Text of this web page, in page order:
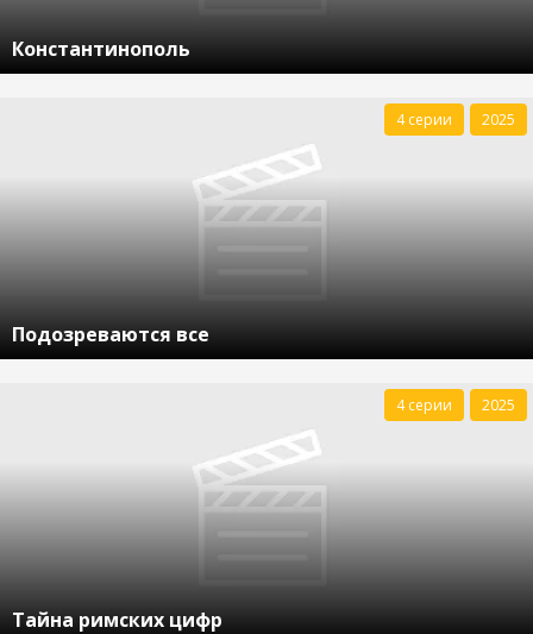
Константинополь
Подозреваются все
4 серии 2025
Тайна римских цифр
4 серии 2025